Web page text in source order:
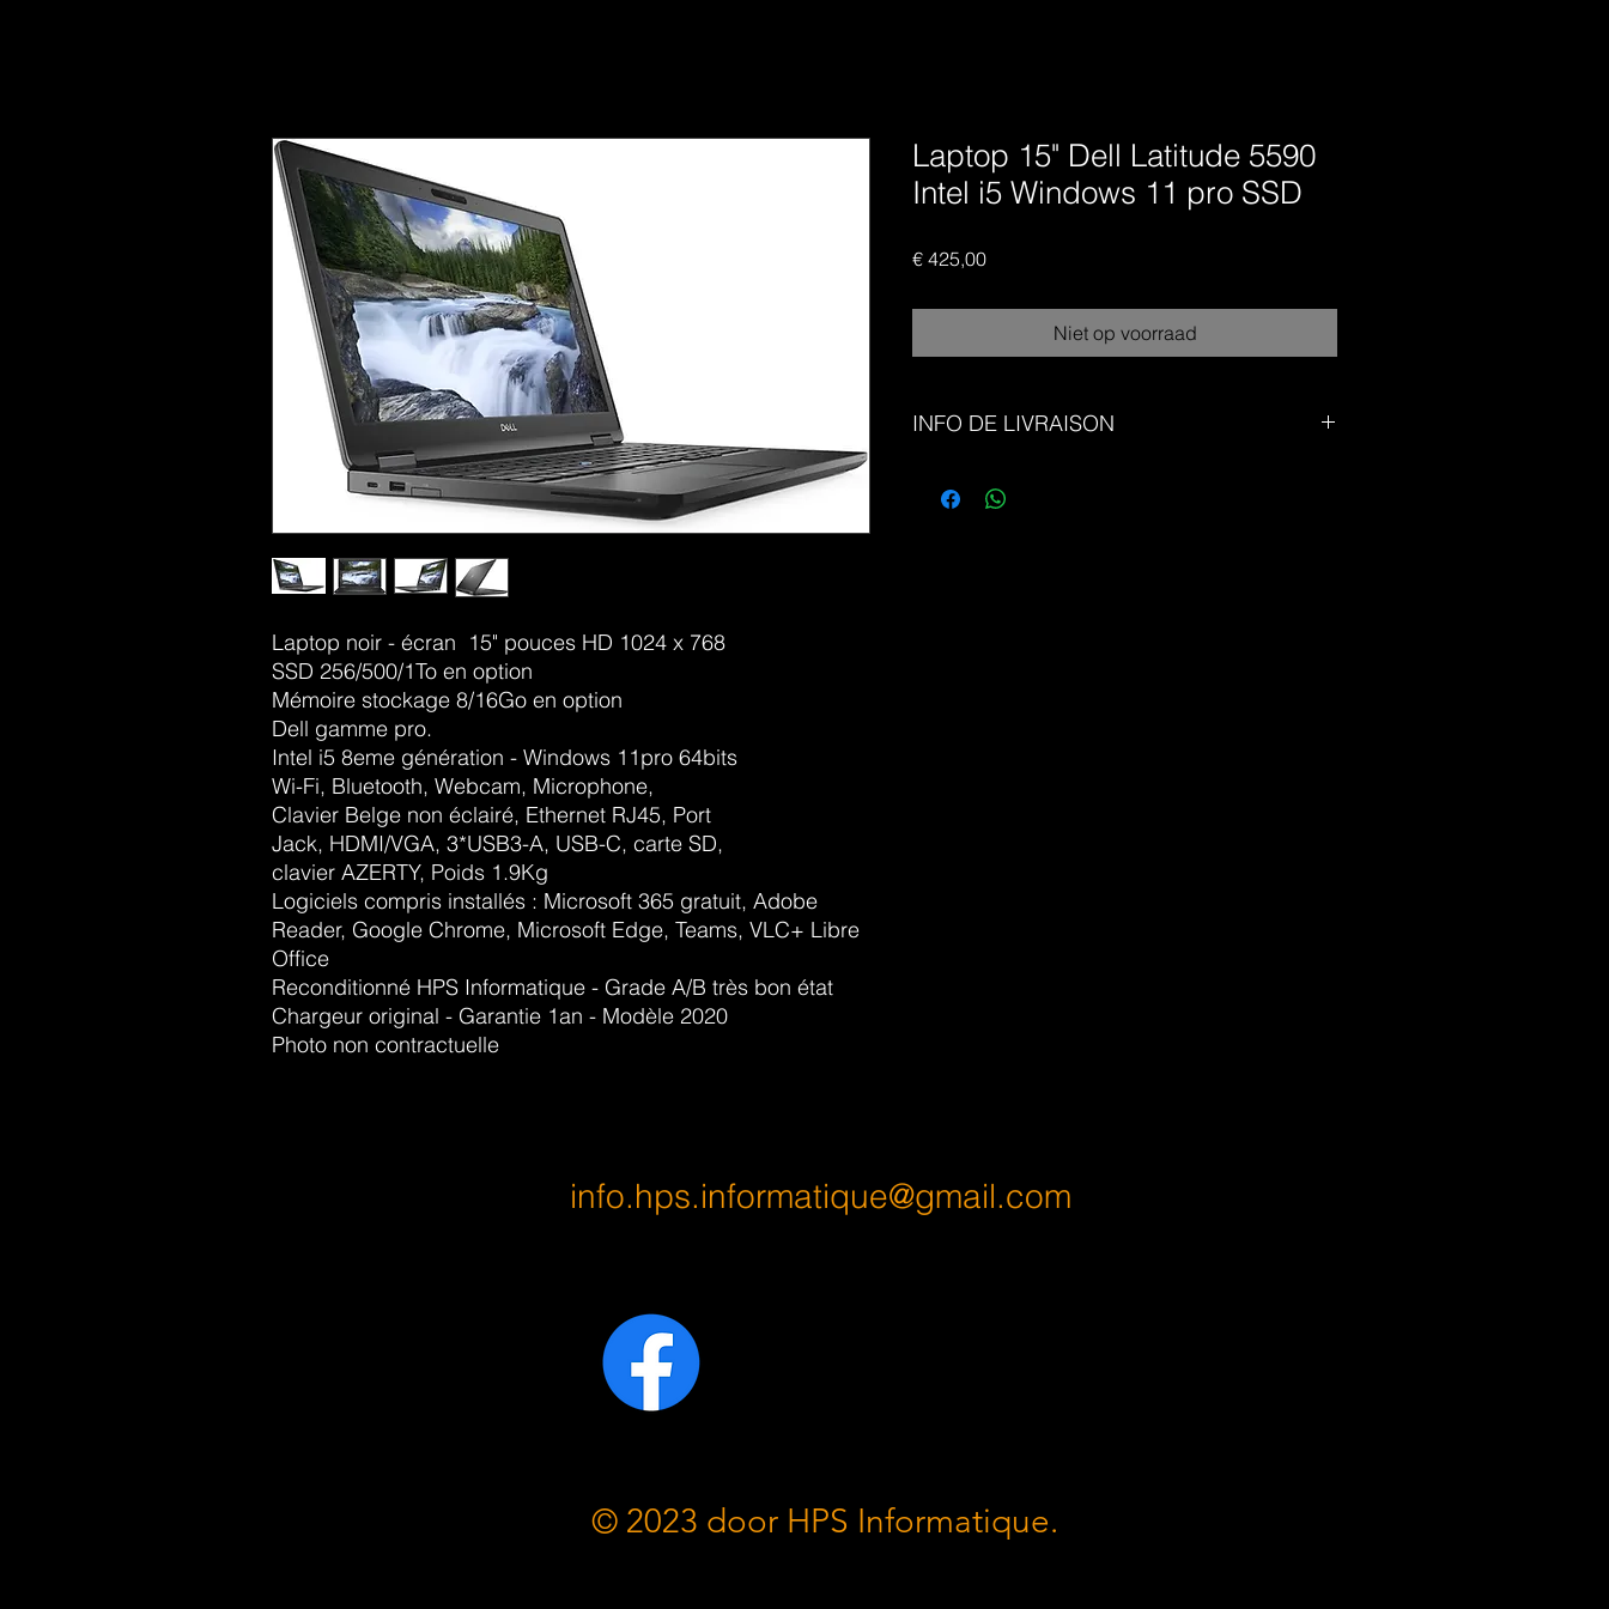
Laptop noir - écran 15" pouces HD 1024 x 768
SSD 256/500/1To en option
Mémoire stockage 8/16Go en option
Dell gamme pro.
Intel i5 8eme génération - Windows 11pro 64bits
Wi-Fi, Bluetooth, Webcam, Microphone,
Clavier Belge non éclairé, Ethernet RJ45, Port
Jack, HDMI/VGA, 3*USB3-A, USB-C, carte SD,
clavier AZERTY, Poids 1.9Kg
Logiciels compris installés : Microsoft 365 gratuit, Adobe
Reader, Google Chrome, Microsoft Edge, Teams, VLC+ Libre
Office
Reconditionné HPS Informatique - Grade A/B très bon état
Chargeur original - Garantie 1an - Modèle 2020
Photo non contractuelle
Laptop 15" Dell Latitude 5590
Intel i5 Windows 11 pro SSD
€ 425,00Prijs
Niet op voorraad
INFO DE LIVRAISON
info.hps.informatique@gmail.com
© 2023 door HPS Informatique.